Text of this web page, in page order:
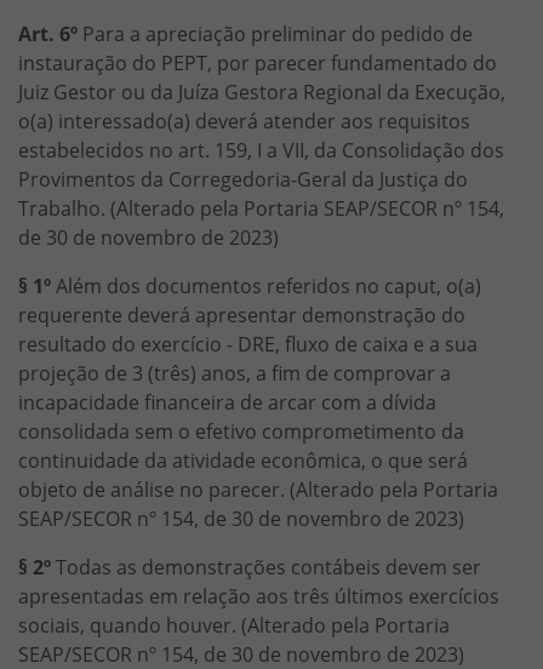
Art. 6º Para a apreciação preliminar do pedido de
instauração do PEPT, por parecer fundamentado do
Juiz Gestor ou da Juíza Gestora Regional da Execução,
o(a) interessado(a) deverá atender aos requisitos
estabelecidos no art. 159, I a VII, da Consolidação dos
Provimentos da Corregedoria-Geral da Justiça do
Trabalho. (Alterado pela Portaria SEAP/SECOR nº 154,
de 30 de novembro de 2023)
§ 1ºAlém dos documentos referidos no caput, o(a)
requerente deverá apresentar demonstração do
resultado do exercício - DRE, fluxo de caixa e a sua
projeção de 3 (três) anos, a fim de comprovar a
incapacidade financeira de arcar com a dívida
consolidada sem o efetivo comprometimento da
continuidade da atividade econômica, o que será
objeto de análise no parecer. (Alterado pela Portaria
SEAP/SECOR nº 154, de 30 de novembro de 2023)
§ 2ºTodas as demonstrações contábeis devem ser
apresentadas em relação aos três últimos exercícios
sociais, quando houver. (Alterado pela Portaria
SEAP/SECOR nº 154, de 30 de novembro de 2023)